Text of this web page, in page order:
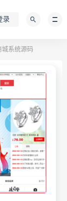
录
城系统源码